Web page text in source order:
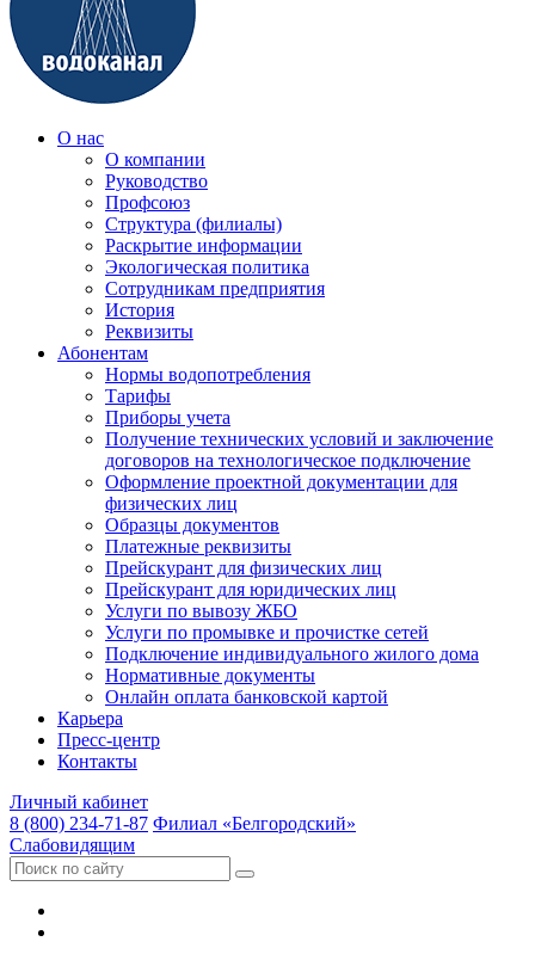
О нас
О компании
Руководство
Профсоюз
Структура (филиалы)
Раскрытие информации
Экологическая политика
Сотрудникам предприятия
История
Реквизиты
Абонентам
Нормы водопотребления
Тарифы
Приборы учета
Получение технических условий и заключение
договоров на технологическое подключение
Оформление проектной документации для
физических лиц
Образцы документов
Платежные реквизиты
Прейскурант для физических лиц
Прейскурант для юридических лиц
Услуги по вывозу ЖБО
Услуги по промывке и прочистке сетей
Подключение индивидуального жилого дома
Нормативные документы
Онлайн оплата банковской картой
Карьера
Пресс-центр
Контакты
Личный кабинет
8 (800) 234-71-87 Филиал «Белгородский»
Слабовидящим